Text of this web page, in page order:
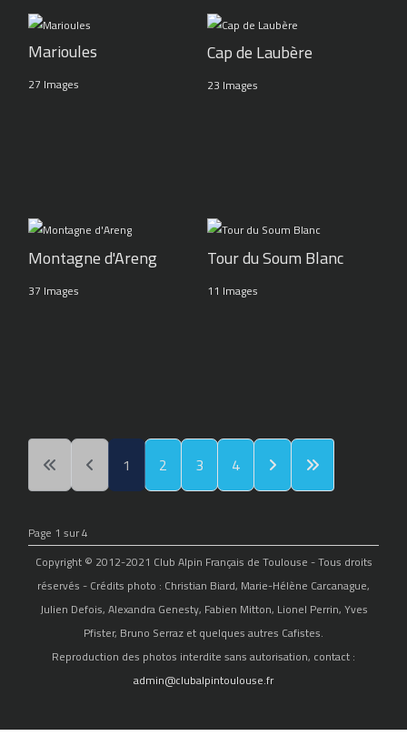
Marioules
27 Images
Cap de Laubère
23 Images
Montagne d'Areng
37 Images
Tour du Soum Blanc
11 Images
1 2 3 4
Page 1 sur 4
Copyright © 2012-2021 Club Alpin Français de Toulouse - Tous droits
réservés - Crédits photo : Christian Biard, Marie-Hélène Carcanague,
Julien Defois, Alexandra Genesty, Fabien Mitton, Lionel Perrin, Yves
Pfister, Bruno Serraz et quelques autres Cafistes.
Reproduction des photos interdite sans autorisation, contact :
admin@clubalpintoulouse.fr